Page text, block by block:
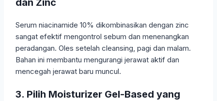
dan Zinc
Serum niacinamide 10% dikombinasikan dengan zinc
sangat efektif mengontrol sebum dan menenangkan
peradangan. Oles setelah cleansing, pagi dan malam.
Bahan ini membantu mengurangi jerawat aktif dan
mencegah jerawat baru muncul.
3. Pilih Moisturizer Gel-Based yang